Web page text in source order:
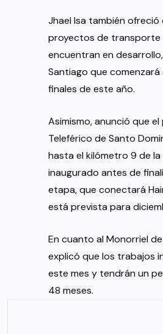
Jhael Isa también
proyectos de transporte
encuentran en
Santiago que
finales de este año.
Asimismo, anunció que
Teleférico de Santo
hasta el kilómetro 9 de
inaugurado antes de
etapa, que conectará
está prevista para
En cuanto al Monorriel
explicó que los trabajos
este mes y tendrán un
48 meses.